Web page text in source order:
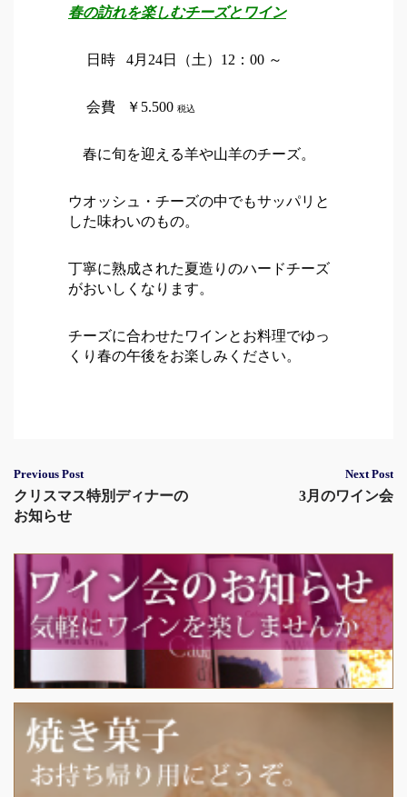
春の訪れを楽しむチーズとワイン
日時 4月24日（土）12：00 ～
会費 ￥5.500 税込
春に旬を迎える羊や山羊のチーズ。
ウオッシュ・チーズの中でもサッパリと
した味わいのもの。
丁寧に熟成された夏造りのハードチーズ
がおいしくなります。
チーズに合わせたワインとお料理でゆっ
くり春の午後をお楽しみください。
Post
navigation
Previous Post
クリスマス特別ディナーの
お知らせ
Next Post
3月のワイン会